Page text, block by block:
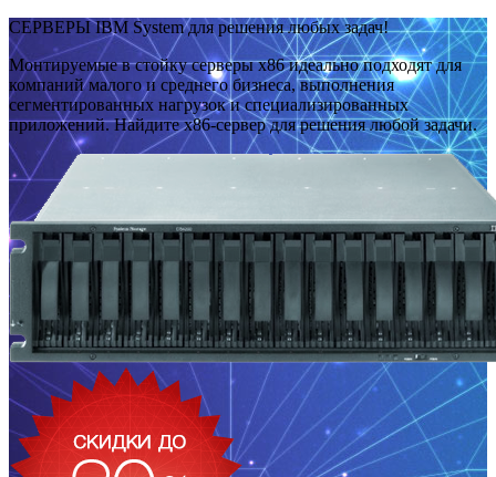
СЕРВЕРЫ IBM System для решения любых задач!
Монтируемые в стойку серверы x86 идеально подходят для
компаний малого и среднего бизнеса, выполнения
сегментированных нагрузок и специализированных
приложений. Найдите x86-сервер для решения любой задачи.